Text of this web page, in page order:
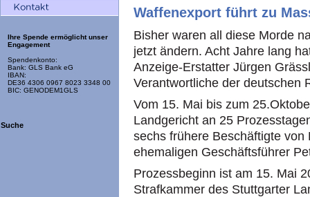
Ihre Spende ermöglicht unser
Engagement
Spendenkonto:
Bank: GLS Bank eG
IBAN:
DE36 4306 0967 8023 3348 00
BIC: GENODEM1GLS
Suche
Waffenexport führt zu
Bisher waren all diese Morde
jetzt ändern. Acht Jahre lang
Anzeige-Erstatter Jürgen
Verantwortliche der deutschen
Vom 15. Mai bis zum
Landgericht an 25
sechs frühere Beschäftigte
ehemaligen Geschäftsführer
Prozessbeginn ist am 15. Mai
Strafkammer des Stuttgarter